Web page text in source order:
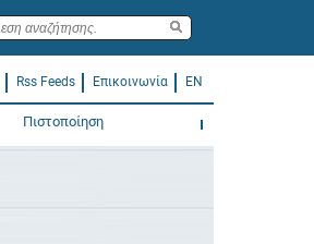
Rss Feeds Επικοινωνία EN
Πιστοποίηση